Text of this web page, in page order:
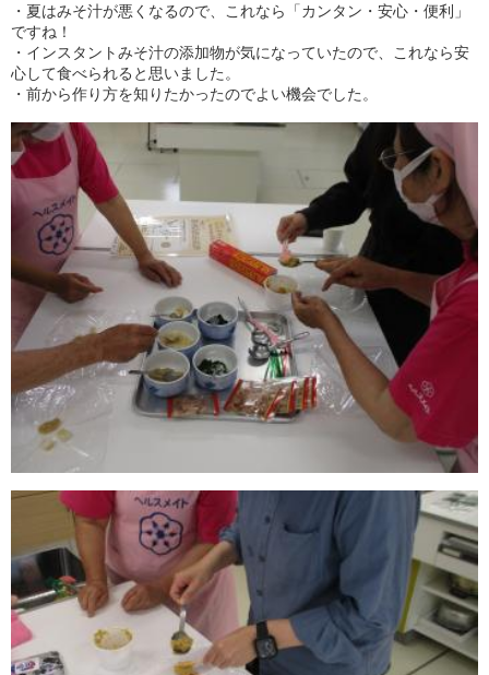
・夏はみそ汁が悪くなるので、これなら「カンタン・安心・便利」
ですね！
・インスタントみそ汁の添加物が気になっていたので、これなら安
心して食べられると思いました。
・前から作り方を知りたかったのでよい機会でした。